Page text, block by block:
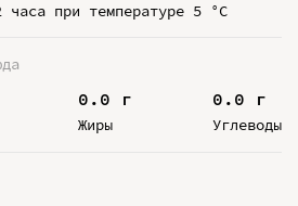
часа при температуре 5 °C
0.0 г
Жиры
0.0 г
Углеводы